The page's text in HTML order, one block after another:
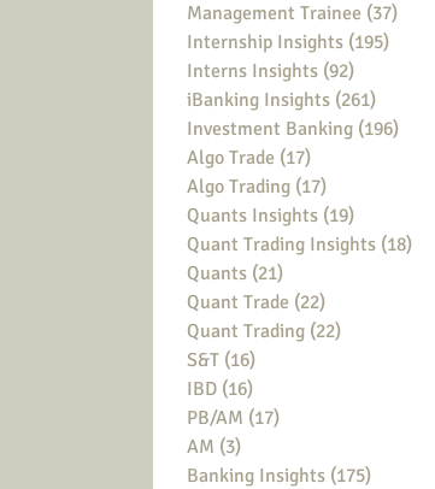
Management Trainee (37)
Internship Insights (195)
Interns Insights (92)
iBanking Insights (261)
Investment Banking (196)
Algo Trade (17)
Algo Trading (17)
Quants Insights (19)
Quant Trading Insights (18)
Quants (21)
Quant Trade (22)
Quant Trading (22)
S&T (16)
IBD (16)
PB/AM (17)
AM (3)
Banking Insights (175)